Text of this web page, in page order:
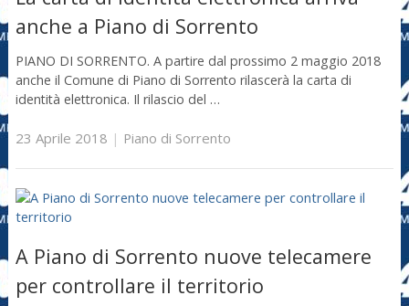
anche a Piano di Sorrento
PIANO DI SORRENTO. A partire dal prossimo 2 maggio 2018
anche il Comune di Piano di Sorrento rilascerà la carta di
identità elettronica. Il rilascio del …
23 Aprile 2018 | Piano di Sorrento
A Piano di Sorrento nuove telecamere
per controllare il territorio